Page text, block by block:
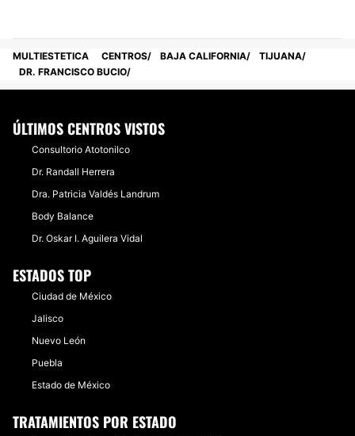
MULTIESTETICA CENTROS BAJA CALIFORNIA
TIJUANA
DR. FRANCISCO BUCIO
ÚLTIMOS CENTROS VISTOS
Consultorio Atotonilco
Dr. Randall Herrera
Dra. Patricia Valdés Landrum
Body Balance
Dr. Oskar I. Aguilera Vidal
ESTADOS TOP
Ciudad de México
Jalisco
Nuevo León
Puebla
Estado de México
TRATAMIENTOS POR ESTADO